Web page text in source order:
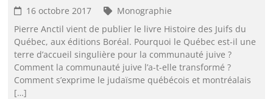
16 octobre 2017
Monographie
Pierre Anctil vient de publier le livre Histoire des Juifs du
Québec, aux éditions Boréal. Pourquoi le Québec est-il une
terre d’accueil singulière pour la communauté juive ?
Comment la communauté juive l’a-t-elle transformé ?
Comment s’exprime le judaïsme québécois et montréalais
[…]